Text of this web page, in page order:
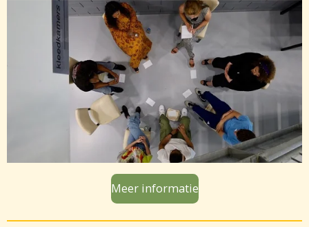
Meer informatie